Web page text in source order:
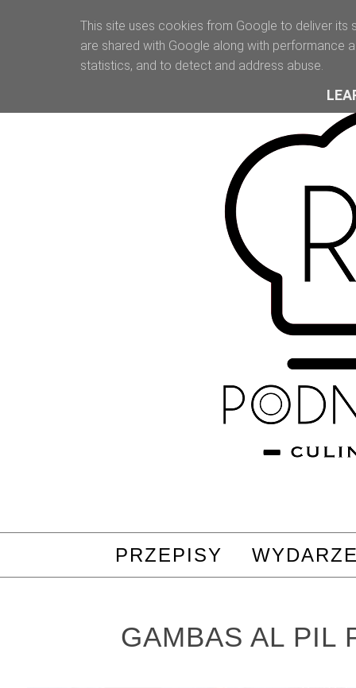
PRZEPISY
GAMBAS AL PIL
This site uses cookies from Google to deliver its
are shared with Google along with performance
statistics, and to detect and address abuse.